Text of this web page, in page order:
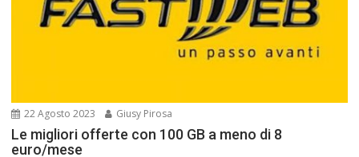
22 Agosto 2023 Giusy Pirosa
Le migliori offerte con 100 GB a meno di 8
euro/mese